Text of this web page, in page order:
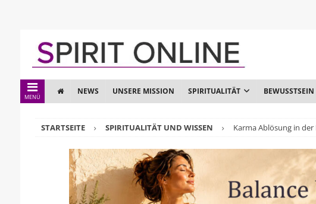
MENÜ
NEWS UNSERE MISSION SPIRITUALITÄT BEWUSSTSEIN
STARTSEITE SPIRITUALITÄT UND WISSEN Karma Ablösung in